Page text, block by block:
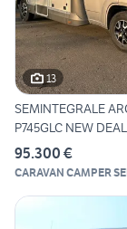
13
SEMINTEGRALE
P745GLC NEW DEAL
95.300 €
CARAVAN CAMPER